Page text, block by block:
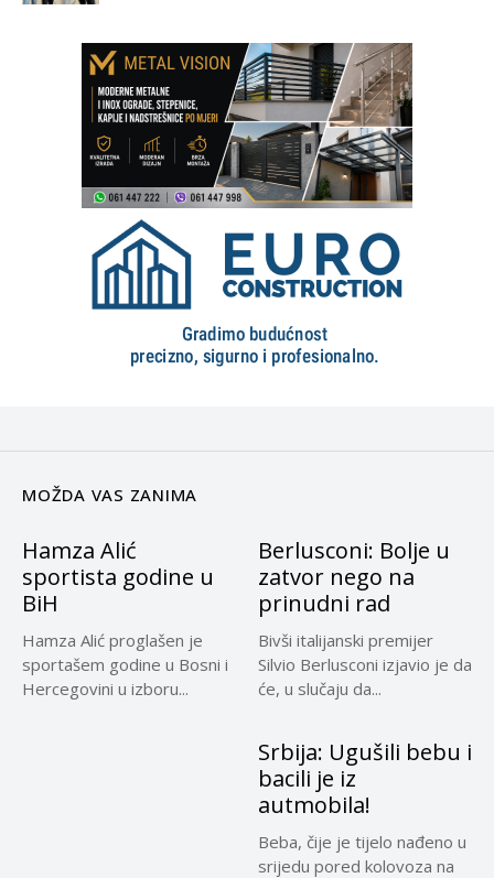
MOŽDA VAS ZANIMA
Hamza Alić
sportista godine u
BiH
Hamza Alić proglašen je
sportašem godine u Bosni i
Hercegovini u izboru...
Berlusconi: Bolje u
zatvor nego na
prinudni rad
Bivši italijanski premijer
Silvio Berlusconi izjavio je da
će, u slučaju da...
Srbija: Ugušili bebu i
bacili je iz
autmobila!
Beba, čije je tijelo nađeno u
srijedu pored kolovoza na